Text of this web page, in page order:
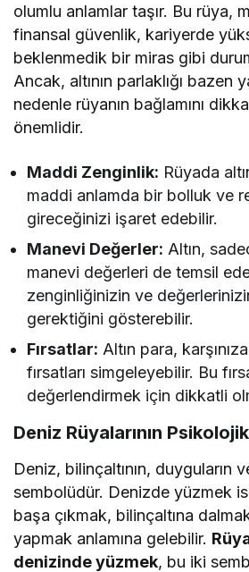
olumlu anlamlar taşır. Bu rüya,
finansal güvenlik, kariyerde
beklenmedik bir miras gibi
Ancak, altının parlaklığı bazen
nedenle rüyanın bağlamını
önemlidir.
Maddi Zenginlik: Rüyada
maddi anlamda bir bolluk ve
gireceğinizi işaret edebilir.
Manevi Değerler: Altın,
manevi değerleri de temsil
zenginliğinizin ve
gerektiğini gösterebilir.
Fırsatlar: Altın para,
fırsatları simgeleyebilir. Bu
değerlendirmek için dikkatli
Deniz Rüyalarının
Deniz, bilinçaltının, duyguların
sembolüdür. Denizde yüzmek
başa çıkmak, bilinçaltına
yapmak anlamına gelebilir.
denizinde yüzmek, bu iki